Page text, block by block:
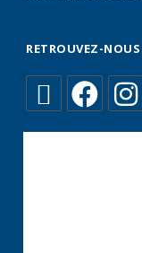
RETROUVEZ-